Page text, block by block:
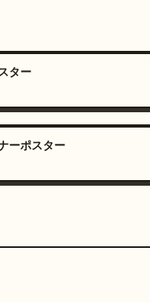
ター
ーポスター